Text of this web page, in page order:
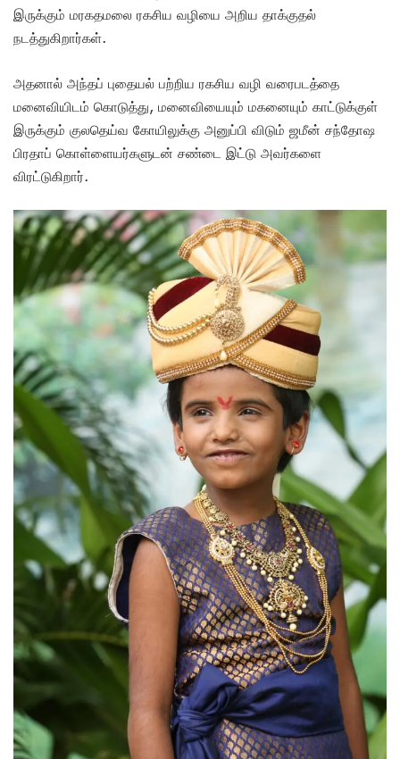
இருக்கும் மரகதமலை ரகசிய வழியை அறிய தாக்குதல்
நடத்துகிறார்கள்.
அதனால் அந்தப் புதையல் பற்றிய ரகசிய வழி வரைபடத்தை
மனைவியிடம் கொடுத்து, மனைவியையும் மகனையும் காட்டுக்குள்
இருக்கும் குலதெய்வ கோயிலுக்கு அனுப்பி விடும் ஜமீன் சந்தோஷ
பிரதாப் கொள்ளையர்களுடன் சண்டை இட்டு அவர்களை
விரட்டுகிறார்.